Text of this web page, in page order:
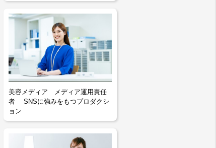
美容メディア メディア運用責任
者 SNSに強みをもつプロダクシ
ョン